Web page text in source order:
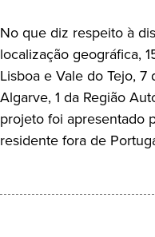
No que diz respeito à
localização geográfica,
Lisboa e Vale do Tejo,
Algarve, 1 da Região
projeto foi apresentado
residente fora de